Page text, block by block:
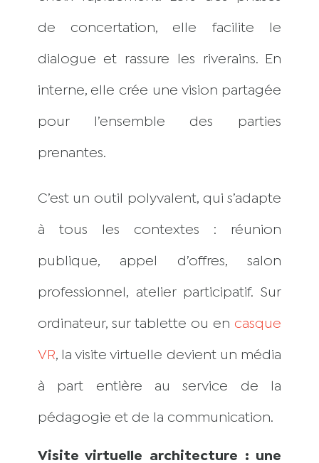
de concertation, elle facilite le
dialogue et rassure les riverains. En
interne, elle crée une vision partagée
pour l’ensemble des parties
prenantes.
C’est un outil polyvalent, qui s’adapte
à tous les contextes : réunion
publique, appel d’offres, salon
professionnel, atelier participatif. Sur
ordinateur, sur tablette ou en casque
VR, la visite virtuelle devient un média
à part entière au service de la
pédagogie et de la communication.
Visite virtuelle architecture : une